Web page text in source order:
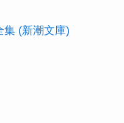
(新潮文庫)